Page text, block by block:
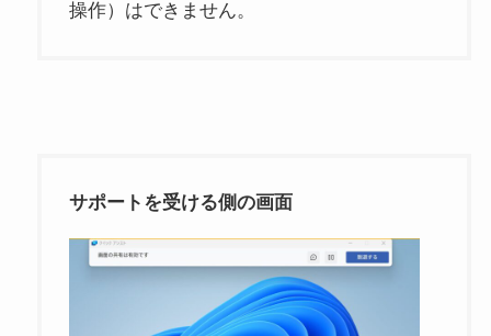
操作）はできません。
サポートを受ける側の画面